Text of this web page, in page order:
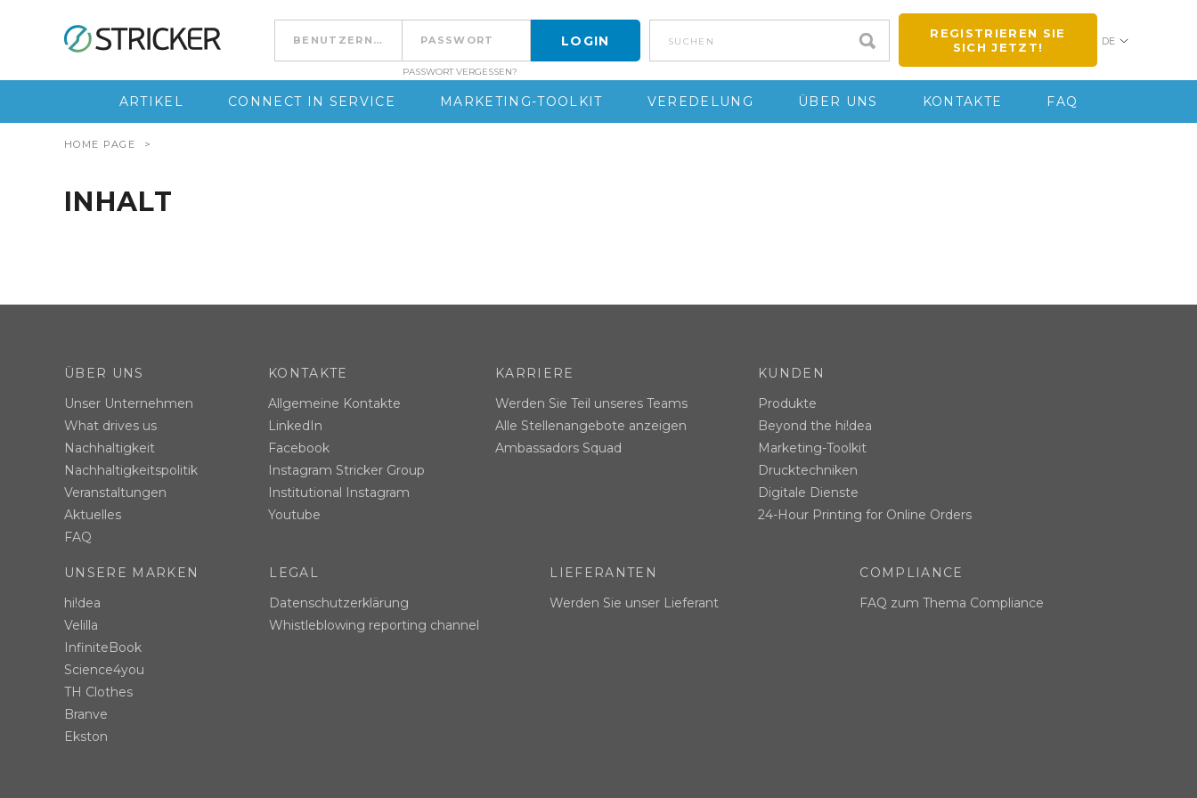
Go to content
PASSWORT VERGESSEN?
suchen
REGISTRIEREN SIE
SICH JETZT!
DE
ARTIKEL CONNECT IN SERVICE MARKETING-TOOLKIT VEREDELUNG ÜBER UNS KONTAKTE FAQ
HOME PAGE >
INHALT
ÜBER UNS
Unser Unternehmen
What drives us
Nachhaltigkeit
Nachhaltigkeitspolitik
Veranstaltungen
Aktuelles
FAQ
KONTAKTE
Allgemeine Kontakte
LinkedIn
Facebook
Instagram Stricker Group
Institutional Instagram
Youtube
KARRIERE
Werden Sie Teil unseres Teams
Alle Stellenangebote anzeigen
Ambassadors Squad
KUNDEN
Produkte
Beyond the hi!dea
Marketing-Toolkit
Drucktechniken
Digitale Dienste
24-Hour Printing for Online Orders
UNSERE MARKEN
hi!dea
Velilla
InfiniteBook
Science4you
TH Clothes
Branve
Ekston
LEGAL
Datenschutzerklärung
Whistleblowing reporting channel
LIEFERANTEN
Werden Sie unser Lieferant
COMPLIANCE
FAQ zum Thema Compliance